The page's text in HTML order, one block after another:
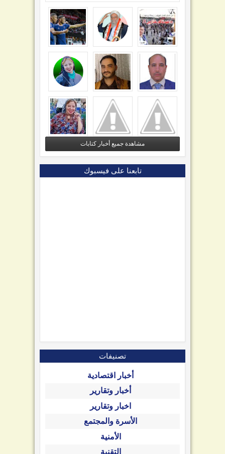
مشاهدة جميع أخبار كتابات
تابعنا على فيسبوك
تصنيفات
أخبار اقتصادية
أخبار وتقارير
اخبار وتقارير
الأسرة والمجتمع
الأمنية
التقنية